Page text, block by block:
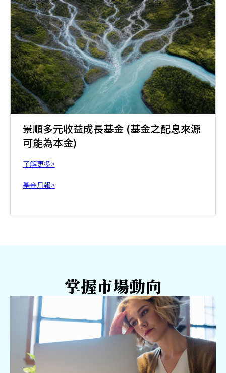
景順多元收益成長基金 (基金之配息來源
可能為本金)
了解更多>
基金月報>
掌握市場動向